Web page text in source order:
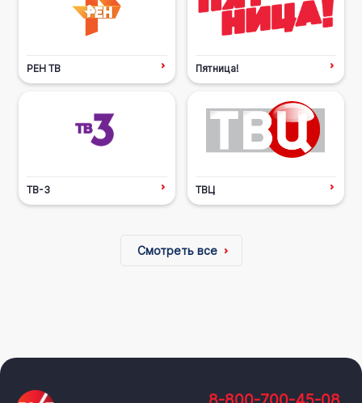
РЕН ТВ Пятница!
ТВ-3 ТВЦ
Смотреть все